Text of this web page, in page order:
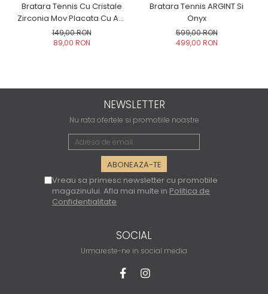
Bratara Tennis Cu Cristale
Zirconia Mov Placata Cu Aur
Galben
149,00 RON
89,00 RON
Bratara Tennis ARGINT Si
Onyx
599,00 RON
499,00 RON
NEWSLETTER
Nu rata ofertele si promotiile noastre
Vreau sa primesc newsletter cu promotiile
magazinului. Afla mai multe in Politica de
Confidentialitate
SOCIAL
Urmareste-ne in social media